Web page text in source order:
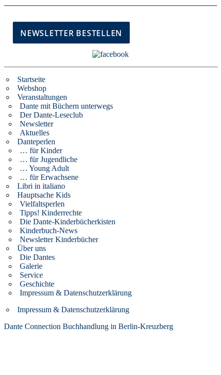
Startseite
Webshop
Veranstaltungen
Dante mit Büchern unterwegs
Der Dante-Leseclub
Newsletter
Aktuelles
Danteperlen
… für Kinder
… für Jugendliche
… Young Adult
… für Erwachsene
Libri in italiano
Hauptsache Kids
Vielfaltsperlen
Tipps! Kinderrechte
Die Dante-Kinderbücherkisten
Kinderbuch-News
Newsletter Kinderbücher
Über uns
Die Dantes
Galerie
Service
Geschichte
Impressum & Datenschutzerklärung
Impressum & Datenschutzerklärung
Dante Connection Buchhandlung in Berlin-Kreuzberg